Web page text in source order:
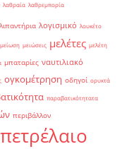
λαθραία λαθρεμπορία
λιπαντήρια λογισμικό λουκέτο
μείωση μειώσεις μελέτες μελέτη
μπαταρίες ναυτιλιακό
ογκομέτρηση οδηγοί ορυκτά
παραβατικότητατα
περιβάλλον
πετρέλαιο